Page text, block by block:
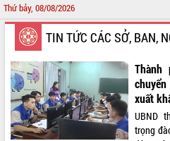
Thứ bảy, 08/08/2026
GIỚI THIỆU
LÃNH ĐẠO UBND TỈNH
TIN TỨC SỰ KIỆN
SỞ, BAN, NGÀNH
TIN TỨC CÁC SỞ, BAN,
Thành
xuất
UBND
trọng